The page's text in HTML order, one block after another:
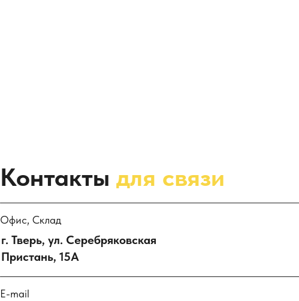
Контакты для связи
Офис, Склад
г. Тверь, ул. Серебряковская
Пристань, 15А
E-mail